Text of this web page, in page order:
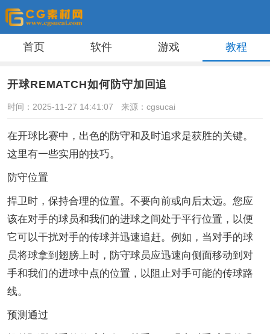
首页 软件 游戏 教程
开球REMATCH如何防守加回追
时间：2025-11-27 14:41:07 来源：cgsucai
在开球比赛中，出色的防守和及时追求是获胜的关键。
这里有一些实用的技巧。
防守位置
捍卫时，保持合理的位置。不要向前或向后太远。您应
该在对手的球员和我们的进球之间处于平行位置，以便
它可以干扰对手的传球并迅速追赶。例如，当对手的球
员将球拿到翅膀上时，防守球员应迅速向侧面移动到对
手和我们的进球中点的位置，以阻止对手可能的传球路
线。
预测通过